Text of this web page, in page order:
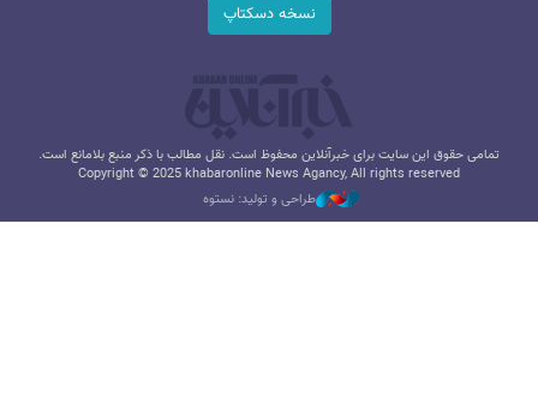
نسخه دسکتاپ
تمامی حقوق این سایت برای خبرآنلاین محفوظ است. نقل مطالب با ذکر منبع بلامانع است.
Copyright © 2025 khabaronline News Agancy, All rights reserved
طراحی و تولید: نستوه